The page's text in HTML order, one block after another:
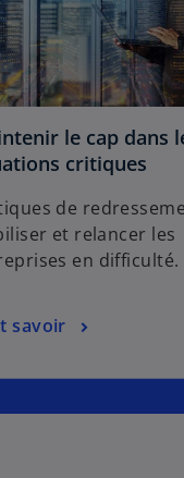
le cap dans
critiques
de
et relancer les
en difficulté.
savoir